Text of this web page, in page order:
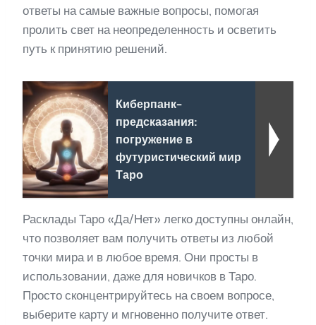
ответы на самые важные вопросы, помогая
пролить свет на неопределенность и осветить
путь к принятию решений.
Киберпанк-
предсказания:
погружение в
футуристический мир
Таро
Расклады Таро «Да/Нет» легко доступны онлайн,
что позволяет вам получить ответы из любой
точки мира и в любое время. Они просты в
использовании, даже для новичков в Таро.
Просто сконцентрируйтесь на своем вопросе,
выберите карту и мгновенно получите ответ.